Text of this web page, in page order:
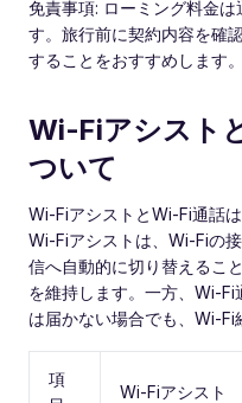
免責事項: ローミング料金
す。旅行前に契約内容を確
することをおすすめします。
Wi‑Fiアシスト
ついて
Wi‑FiアシストとWi‑Fi通話
Wi‑Fiアシストは、Wi‑Fiの
信へ自動的に切り替えるこ
を維持します。一方、
は届かない場合でも、Wi‑Fi
項
Wi‑Fiアシスト